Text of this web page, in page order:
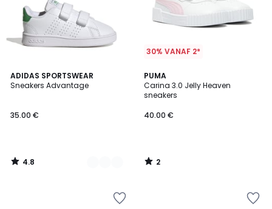
ADIDAS SPORTSWEAR
Sneakers Advantage
35.00 €
4.8
/ 5
2
Kleuren
4.8
/
30% VANAF 2*
PUMA
Carina 3.0 Jelly Heaven
sneakers
40.00 €
2
/
5
2
/